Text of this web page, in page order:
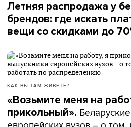
Летняя распродажа у
брендов: где искать
вещи со скидками до
КАК ВЫ ТАМ ЖИВЕТЕ?
«Возьмите меня на
прикольный».